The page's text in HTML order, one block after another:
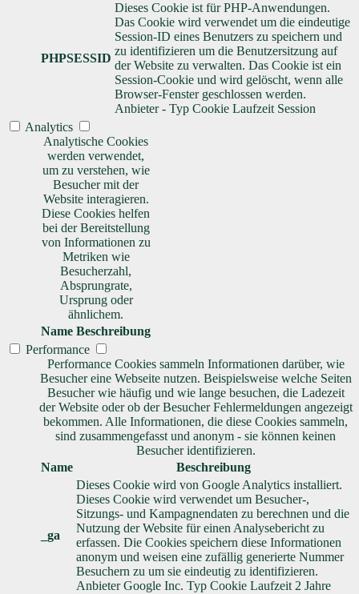
PHPSESSID
Dieses Cookie ist für PHP-Anwendungen.
Das Cookie wird verwendet um die eindeutige
Session-ID eines Benutzers zu speichern und
zu identifizieren um die Benutzersitzung auf
der Website zu verwalten. Das Cookie ist ein
Session-Cookie und wird gelöscht, wenn alle
Browser-Fenster geschlossen werden.
Anbieter - Typ Cookie Laufzeit Session
Analytics
Analytische Cookies
werden verwendet,
um zu verstehen, wie
Besucher mit der
Website interagieren.
Diese Cookies helfen
bei der Bereitstellung
von Informationen zu
Metriken wie
Besucherzahl,
Absprungrate,
Ursprung oder
ähnlichem.
Name Beschreibung
Performance
Performance Cookies sammeln Informationen darüber, wie
Besucher eine Webseite nutzen. Beispielsweise welche Seiten
Besucher wie häufig und wie lange besuchen, die Ladezeit
der Website oder ob der Besucher Fehlermeldungen angezeigt
bekommen. Alle Informationen, die diese Cookies sammeln,
sind zusammengefasst und anonym - sie können keinen
Besucher identifizieren.
Name
Beschreibung
_ga
Dieses Cookie wird von Google Analytics installiert.
Dieses Cookie wird verwendet um Besucher-,
Sitzungs- und Kampagnendaten zu berechnen und die
Nutzung der Website für einen Analysebericht zu
erfassen. Die Cookies speichern diese Informationen
anonym und weisen eine zufällig generierte Nummer
Besuchern zu um sie eindeutig zu identifizieren.
Anbieter Google Inc. Typ Cookie Laufzeit 2 Jahre